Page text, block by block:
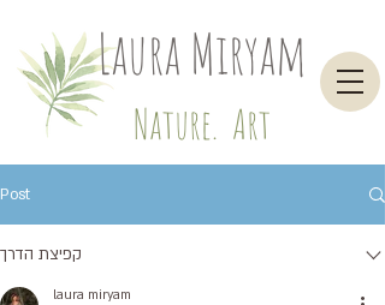
Laura Miryam
Nature. Art
Post
קפיצת הדרך
laura miryam